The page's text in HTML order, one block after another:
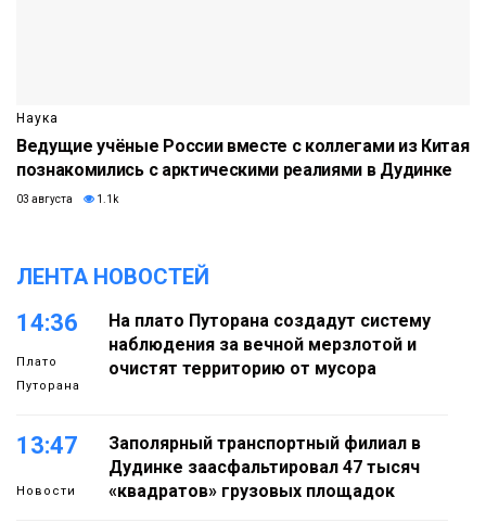
Наука
Ведущие учёные России вместе с коллегами из Китая
познакомились с арктическими реалиями в Дудинке
03 августа 1.1k
ЛЕНТА НОВОСТЕЙ
14:36
Плато
Путорана
На плато Путорана создадут систему
наблюдения за вечной мерзлотой и
очистят территорию от мусора
13:47
Новости
Заполярный транспортный филиал в
Дудинке заасфальтировал 47 тысяч
«квадратов» грузовых площадок